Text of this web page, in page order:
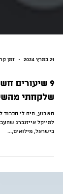
21 במרץ 2024 זמן
9 שיעורים
שלקחתי
למייקל אייזנברג